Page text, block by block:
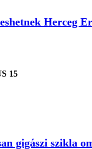
Herceg
15
gigászi szikla